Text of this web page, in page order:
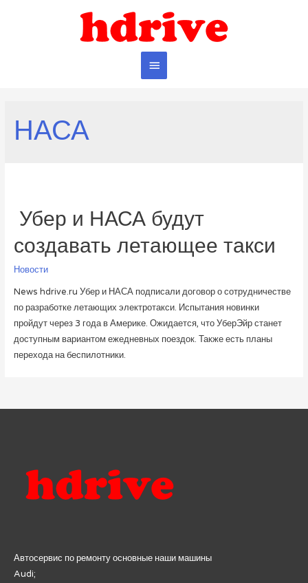
Главное
НАСА
​ Убер и НАСА будут
создавать летающее такси
Новости
News hdrive.ru ​Убер и НАСА подписали договор о сотрудничестве
по разработке летающих электротакси. Испытания новинки
пройдут через 3 года в Америке. Ожидается, что УберЭйр станет
доступным вариантом ежедневных поездок. Также есть планы
перехода на беспилотники.
Автосервис по ремонту основные наши машины
Audi;